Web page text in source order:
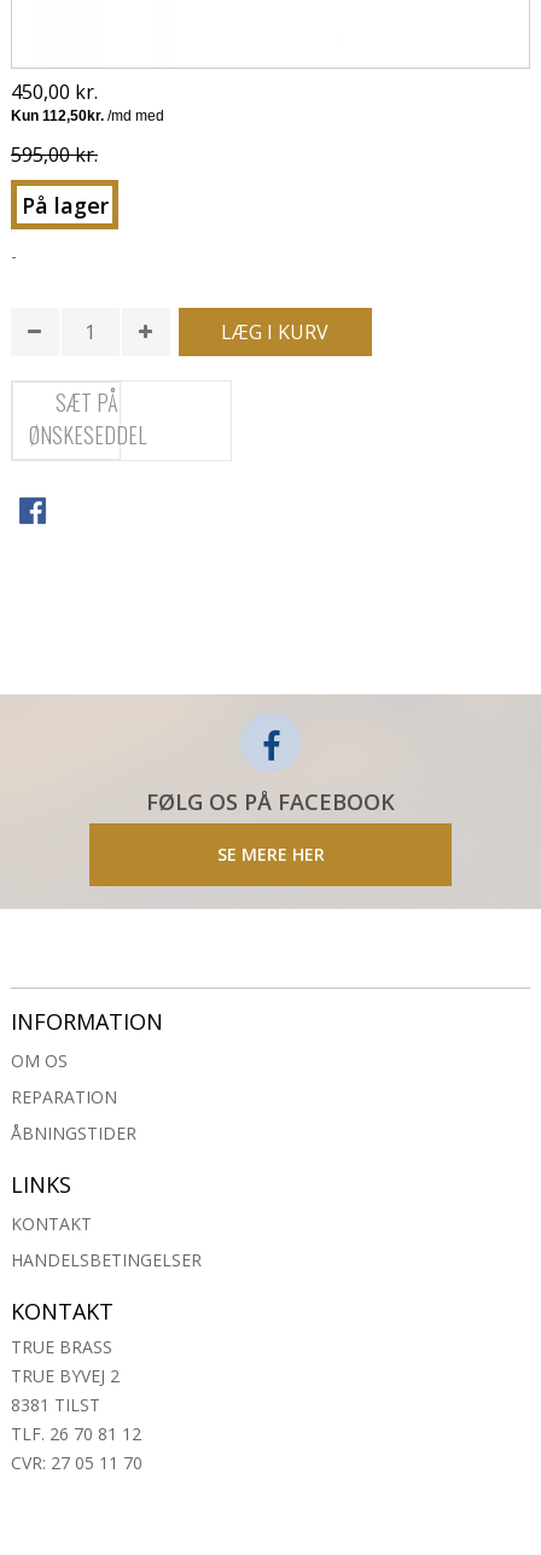
450,00 kr.
595,00 kr.
På lager
-
LÆG I KURV
SÆT PÅ
ØNSKESEDDEL
FØLG OS PÅ FACEBOOK
SE MERE HER
INFORMATION
OM OS
REPARATION
ÅBNINGSTIDER
LINKS
KONTAKT
HANDELSBETINGELSER
KONTAKT
TRUE BRASS
TRUE BYVEJ 2
8381 TILST
TLF. 26 70 81 12
CVR: 27 05 11 70